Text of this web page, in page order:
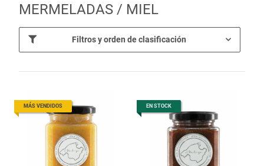
MERMELADAS / MIEL
Filtros y orden de clasificación
MÁS VENDIDOS EN STOCK